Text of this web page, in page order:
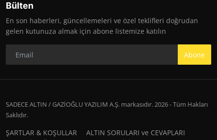
Bülten
En son haberleri, güncellemeleri ve özel teklifleri doğrudan
gelen kutunuza almak için abone listemize katılın
Abone
SADECE ALTIN / GAZİOĞLU YAZILIM A.Ş. markasıdır. 2026 - Tüm Hakları
Saklıdır.
ŞARTLAR & KOŞULLAR
ALTIN SORULARI ve CEVAPLARI